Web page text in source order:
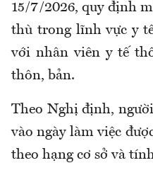
15/7/2026, quy định
thù trong lĩnh vực y
với nhân viên y tế
thôn, bản.
Theo Nghị định,
vào ngày làm việc
theo hạng cơ sở và